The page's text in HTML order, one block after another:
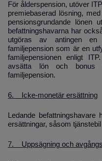
För ålderspension, utöver
premiebaserad lösning,
pensionsgrundande lönen
befattningshavarna har
utgöras av antingen en
familjepension som är en
familjepensionen enligt
avsätta lön och bonus
familjepension.
6. Icke-monetär ersättning
Ledande
ersättningar, såsom
7. Uppsägning och